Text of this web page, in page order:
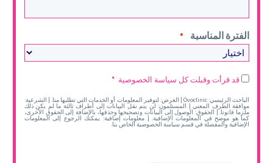
الفترة المناسبة *
Legal
قد قرأت وقبلت كل سياسة الخصوصية *
الباحث الرئيسي: Ovoclinic | الغرض: لتوفير المعلومات أو الخدمات التي تطلبها منا. | الشرعية:
موافقة الطرف المعني | المستلمون: لن يتم نقل البيانات إلى أطراف ثالثة ما لم يكن ذلك
ملزما قانونا. | الحقوق: الوصول إلى البيانات وتصحيحها وحذفها، بالإضافة إلى الحقوق الأخرى،
كما هو موضح في المعلومات الإضافية. | معلومات إضافية: يمكنك الرجوع إلى المعلومات
الإضافية والمفصلة في قسم سياسة الخصوصية الخاص بنا.